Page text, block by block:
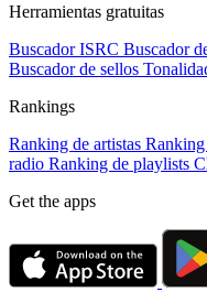
Herramientas gratuitas
Buscador ISRC Buscador
Buscador de sellos
Rankings
Ranking de artistas Ranking
radio Ranking de playlists
Get the apps